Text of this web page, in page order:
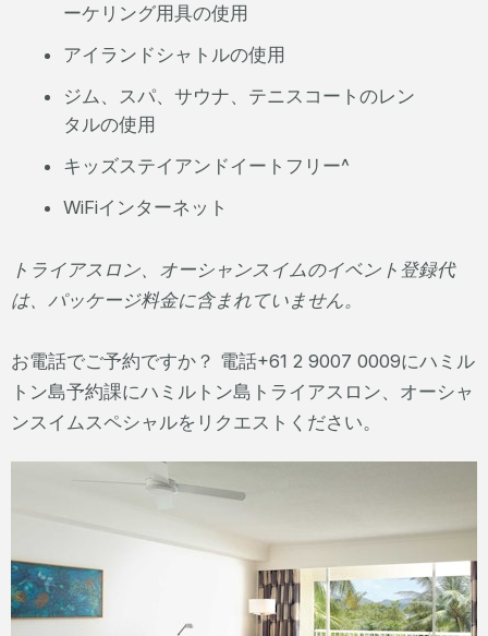
ーケリング用具の使用
アイランドシャトルの使用
ジム、スパ、サウナ、テニスコートのレン
タルの使用
キッズステイアンドイートフリー^
WiFiインターネット
トライアスロン、オーシャンスイムのイベント登録代
は、パッケージ料金に含まれていません。
お電話でご予約ですか？ 電話+61 2 9007 0009にハミル
トン島予約課にハミルトン島トライアスロン、オーシャ
ンスイムスペシャルをリクエストください。